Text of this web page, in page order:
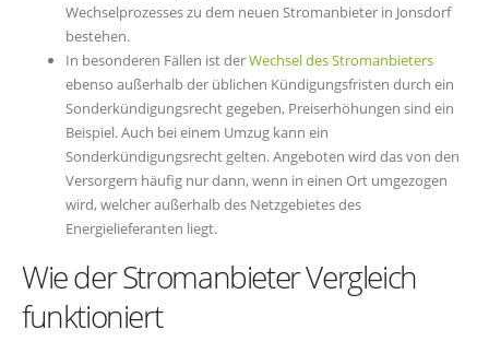
Wechselprozesses zu dem neuen Stromanbieter in Jonsdorf
bestehen.
In besonderen Fällen ist derWechsel des Stromanbieters
ebenso außerhalb der üblichen Kündigungsfristen durch ein
Sonderkündigungsrecht gegeben, Preiserhöhungen sind ein
Beispiel. Auch bei einem Umzug kann ein
Sonderkündigungsrecht gelten. Angeboten wird das von den
Versorgern häufig nur dann, wenn in einen Ort umgezogen
wird, welcher außerhalb des Netzgebietes des
Energielieferanten liegt.
Wie der Stromanbieter Vergleich
funktioniert